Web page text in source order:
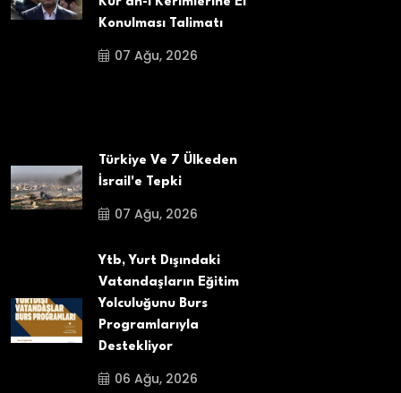
Konulması Talimatı
07 Ağu, 2026
Türkiye Ve 7 Ülkeden
İsrail'e Tepki
07 Ağu, 2026
Ytb, Yurt Dışındaki
Vatandaşların Eğitim
Yolculuğunu Burs
Programlarıyla
Destekliyor
06 Ağu, 2026